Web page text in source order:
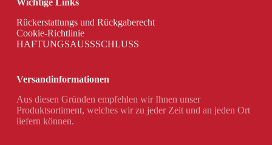
Wichtige Links
Rückerstattungs und Rückgaberecht
Cookie-Richtlinie
HAFTUNGSAUSSSCHLUSS
Versandinformationen
Aus diesen Gründen empfehlen wir Ihnen unser
Produktsortiment, welches wir zu jeder Zeit und an jeden Ort
liefern können.